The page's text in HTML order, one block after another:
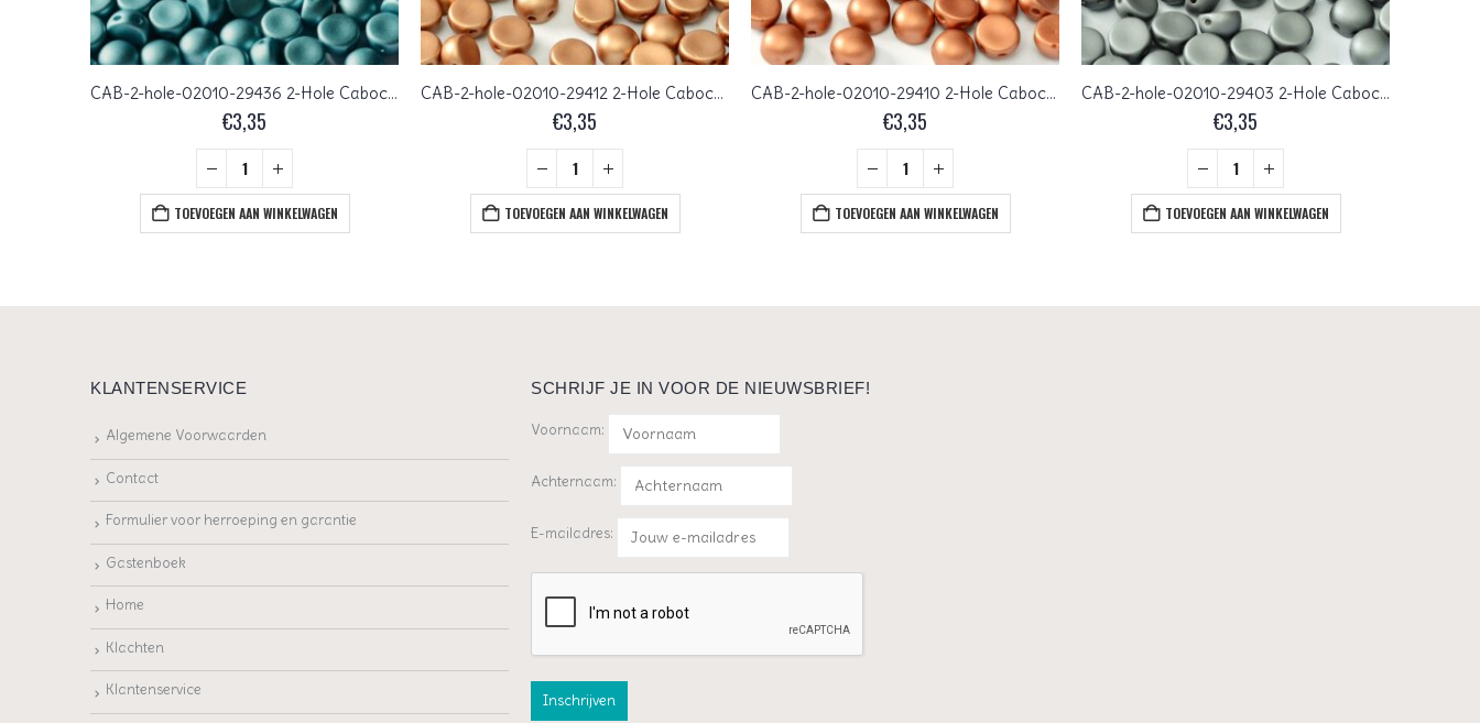
CAB-2-hole-02010-29436 2-Hole Cabochon Alabaster Metallic Mat Blue Turquoise 25 Pc.
€3,35
TOEVOEGEN AAN WINKELWAGEN
CAB-2-hole-02010-29412 2-Hole Cabochon Alabaster Metallic Mat Copper 25 Pc.
€3,35
TOEVOEGEN AAN WINKELWAGEN
CAB-2-hole-02010-29410 2-Hole Cabochon Alabaster Metallic Mat Bronze 25 Pc.
€3,35
TOEVOEGEN AAN WINKELWAGEN
CAB-2-hole-02010-29403 2-Hole Cabochon Alabaster Metallic Mat Steel 25 Pc.
€3,35
TOEVOEGEN AAN WINKELWAGEN
KLANTENSERVICE
Algemene Voorwaarden
Contact
Formulier voor herroeping en garantie
Gastenboek
Home
Klachten
Klantenservice
SCHRIJF JE IN VOOR DE NIEUWSBRIEF!
Voornaam:
Achternaam:
E-mailadres: